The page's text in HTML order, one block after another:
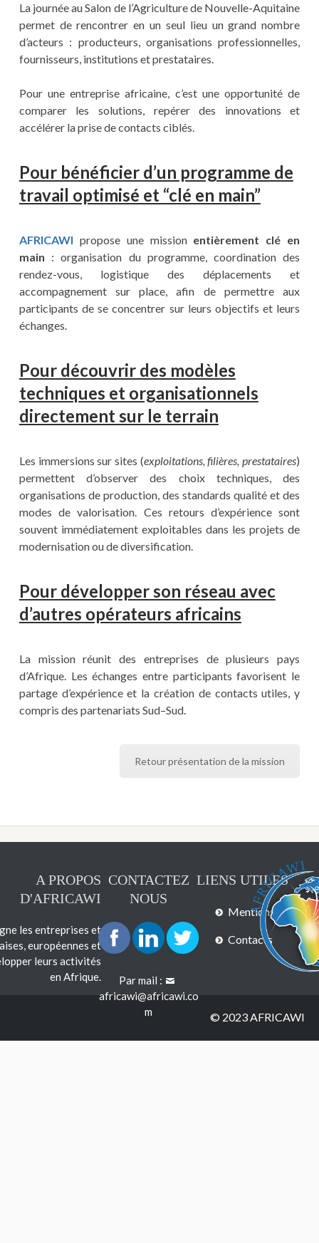
La journée au Salon de l’Agriculture de Nouvelle-Aquitaine
permet de rencontrer en un seul lieu un grand nombre
d’acteurs : producteurs, organisations professionnelles,
fournisseurs, institutions et prestataires.
Pour une entreprise africaine, c’est une opportunité de
comparer les solutions, repérer des innovations et
accélérer la prise de contacts ciblés.
Pour bénéficier d’un programme de
travail optimisé et “clé en main”
AFRICAWI propose une mission entièrement clé en
main : organisation du programme, coordination des
rendez-vous, logistique des déplacements et
accompagnement sur place, afin de permettre aux
participants de se concentrer sur leurs objectifs et leurs
échanges.
Pour découvrir des modèles
techniques et organisationnels
directement sur le terrain
Les immersions sur sites (exploitations, filières, prestataires)
permettent d’observer des choix techniques, des
organisations de production, des standards qualité et des
modes de valorisation. Ces retours d’expérience sont
souvent immédiatement exploitables dans les projets de
modernisation ou de diversification.
Pour développer son réseau avec
d’autres opérateurs africains
La mission réunit des entreprises de plusieurs pays
d’Afrique. Les échanges entre participants favorisent le
partage d’expérience et la création de contacts utiles, y
compris des partenariats Sud–Sud.
Retour présentation de la mission
A PROPOS
D'AFRICAWI
les entreprises et
européennes et
leurs activités
en Afrique.
CONTACTEZ
NOUS
Par mail :
africawi@africawi.co
m
LIENS UTILES
Mentions légales
Contacts
© 2023 AFRICAWI